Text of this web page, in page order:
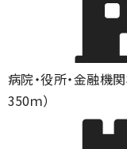
病院・役所・金融機関
350ｍ）